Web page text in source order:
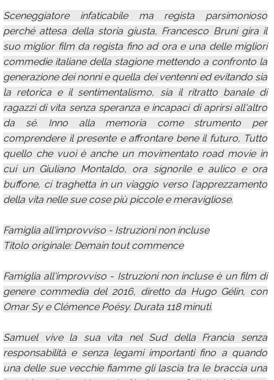
Sceneggiatore infaticabile ma regista parsimonioso
perché attesa della storia giusta, Francesco Bruni gira il
suo miglior film da regista fino ad ora e una delle migliori
commedie italiane della stagione mettendo a confronto la
generazione dei nonni e quella dei ventenni ed evitando sia
la retorica e il sentimentalismo, sia il ritratto banale di
ragazzi di vita senza speranza e incapaci di aprirsi all'altro
da sé. Inno alla memoria come strumento per
comprendere il presente e affrontare bene il futuro, Tutto
quello che vuoi è anche un movimentato road movie in
cui un Giuliano Montaldo, ora signorile e aulico e ora
buffone, ci traghetta in un viaggio verso l'apprezzamento
della vita nelle sue cose più piccole e meravigliose.
Famiglia all'improvviso - Istruzioni non incluse
Titolo originale: Demain tout commence
Famiglia all'improvviso - Istruzioni non incluse è un film di
genere commedia del 2016, diretto da Hugo Gélin, con
Omar Sy e Clémence Poésy. Durata 118 minuti.
Samuel vive la sua vita nel Sud della Francia senza
responsabilità e senza legami importanti fino a quando
una delle sue vecchie fiamme gli lascia tra le braccia una